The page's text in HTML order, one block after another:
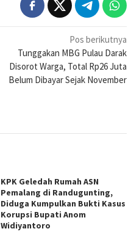
Pos berikutnya
Tunggakan MBG Pulau Darak
Disorot Warga, Total Rp26 Juta
Belum Dibayar Sejak November
KPK Geledah Rumah ASN
Pemalang di Randugunting,
Diduga Kumpulkan Bukti Kasus
Korupsi Bupati Anom
Widiyantoro